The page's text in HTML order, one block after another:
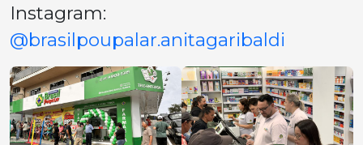
Instagram:
@brasilpoupalar.anitagaribaldi